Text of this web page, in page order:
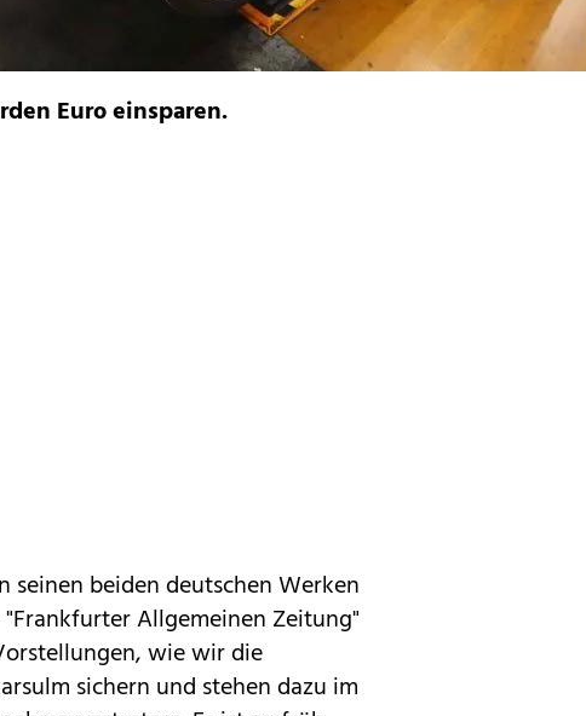
Euro einsparen.
beiden deutschen Werken
"Frankfurter Allgemeinen Zeitung"
wie wir die
sichern und stehen dazu im